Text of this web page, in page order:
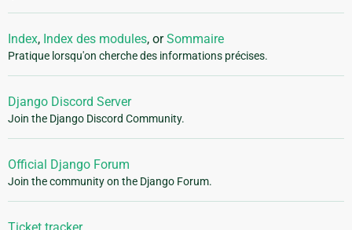
Index, Index des modules, orSommaire
Pratique lorsqu'on cherche des informations précises.
Django Discord Server
Join the Django Discord Community.
Official Django Forum
Join the community on the Django Forum.